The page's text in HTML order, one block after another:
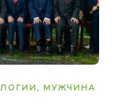
, МУЖЧИНА